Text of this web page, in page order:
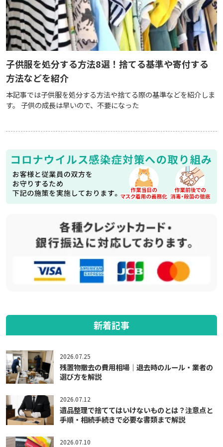
子供服を処分する方法8選！捨てる基準や寄付する
方法などを紹介
本記事では子供服を処分する方法や捨てる際の基準などを紹介しま
す。 子供の成長は早いので、不要になった
新着記事
2026.07.25
残置物撤去の費用相場｜退去時のルール・業者の
選び方を解説
2026.07.12
遺品整理で捨ててはいけないものとは？注意点と
手順・相続手続きで必要な書類まで解説
2026.07.10